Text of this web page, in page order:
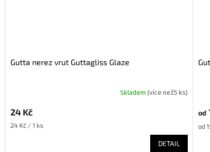
Gutta nerez vrut Guttagliss Glaze
Skladem (více než5 ks)
24 Kč
Měrná
24 Kč / 1 ks
DETAIL
od
od